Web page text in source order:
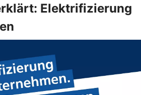
Elektrifizierung